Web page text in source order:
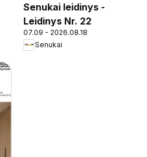
Senukai leidinys -
Leidinys Nr. 22
07.09 - 2026.08.18
Senukai